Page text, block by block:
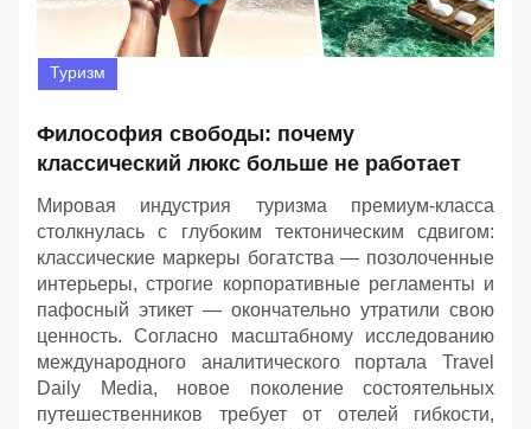
Туризм
Философия свободы: почему
классический люкс больше не работает
Мировая индустрия туризма премиум-класса
столкнулась с глубоким тектоническим сдвигом:
классические маркеры богатства — позолоченные
интерьеры, строгие корпоративные регламенты и
пафосный этикет — окончательно утратили свою
ценность. Согласно масштабному исследованию
международного аналитического портала Travel
Daily Media, новое поколение состоятельных
путешественников требует от отелей гибкости,